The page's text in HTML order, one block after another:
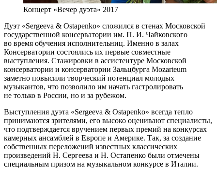
Концерт «Вечер дуэта» 2017
Дуэт «Sergeeva & Ostapenko» сложился в стенах Московской
государственной консерватории им. П. И. Чайковского
во время обучения исполнительниц. Именно в залах
Консерватории состоялись их первые совместные
выступления. Стажировки в ассистентуре Московской
консерватории и консерватории Зальцбурга Mozarteum
заметно повысили творческий потенциал молодых
музыкантов, что позволило им начать гастролировать
не только в России, но и за рубежом.
Выступления дуэта «Sergeeva & Ostapenko» всегда тепло
принимаются зрителями, его высоко оценивают специалисты,
что подтверждается вручением первых премий на конкурсах
камерных ансамблей в Европе и Америке. Так, за создание
собственных переложений известных классических
произведений Н. Сергеева и Н. Остапенко были отмечены
специальным призом на музыкальном конкурсе в Италии.